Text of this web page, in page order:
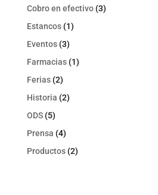
Cobro en efectivo(3)
Estancos(1)
Eventos(3)
Farmacias(1)
Ferias(2)
Historia (2)
ODS(5)
Prensa (4)
Productos(2)